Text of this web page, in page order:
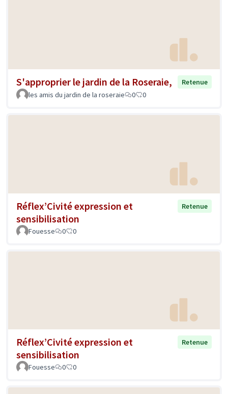
S'approprier le jardin de la Roseraie,
Retenue
les amis du jardin de la roseraie
0 0
Réflex’Civité expression et
sensibilisation
Retenue
Fouesse 0 0
Réflex’Civité expression et
sensibilisation
Retenue
Fouesse 0 0